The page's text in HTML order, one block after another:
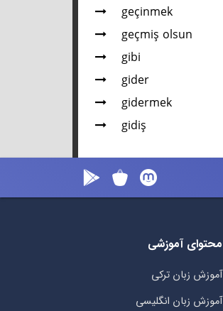
geçinmek
geçmiş olsun
gibi
gider
gidermek
gidiş
محتوای آموزشی
آموزش زبان ترکی
آموزش زبان انگلیسی